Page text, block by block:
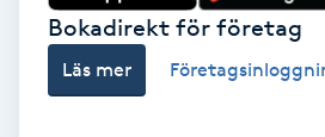
Gel naglar
Bokadirekt för företag
Läs mer